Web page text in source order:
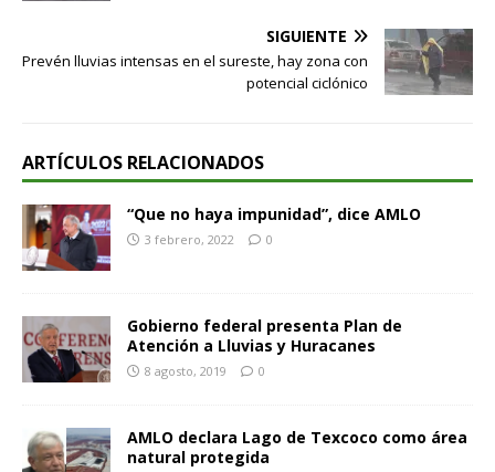
SIGUIENTE
Prevén lluvias intensas en el sureste, hay zona con
potencial ciclónico
ARTÍCULOS RELACIONADOS
“Que no haya impunidad”, dice AMLO
3 febrero, 2022 0
Gobierno federal presenta Plan de
Atención a Lluvias y Huracanes
8 agosto, 2019 0
AMLO declara Lago de Texcoco como área
natural protegida